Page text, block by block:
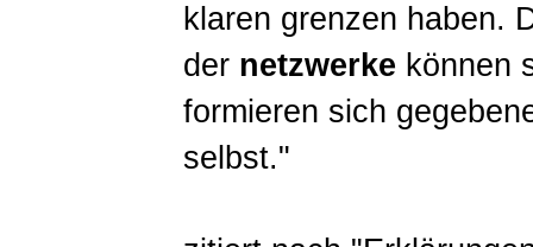
klaren grenzen haben.
der netzwerke können
formieren sich
selbst."